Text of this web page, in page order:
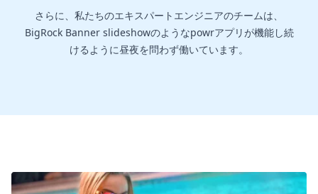
さらに、私たちのエキスパートエンジニアのチームは、
BigRock Banner slideshowのようなpowrアプリが機能し続
けるように昼夜を問わず働いています。